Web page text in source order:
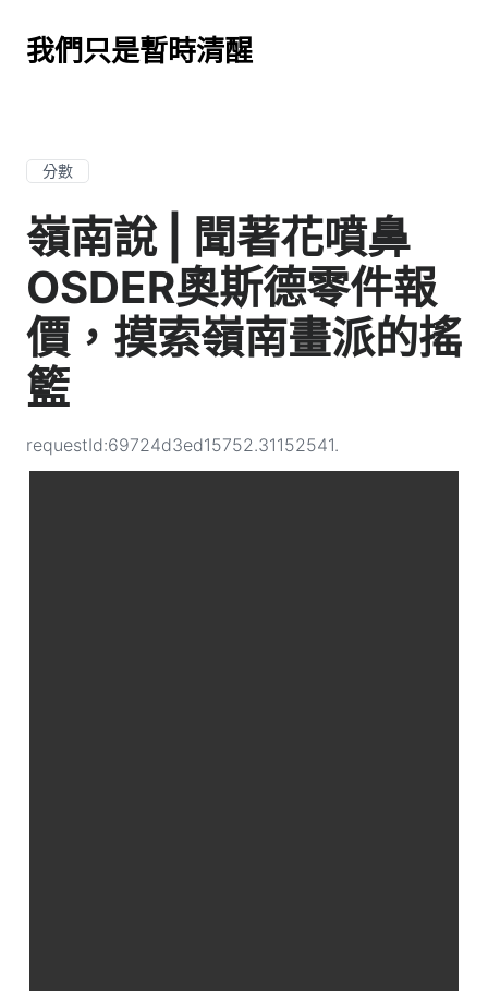
我們只是暫時清醒
分數
嶺南說 | 聞著花噴鼻
OSDER奧斯德零件報
價，摸索嶺南畫派的搖
籃
requestId:69724d3ed15752.31152541.